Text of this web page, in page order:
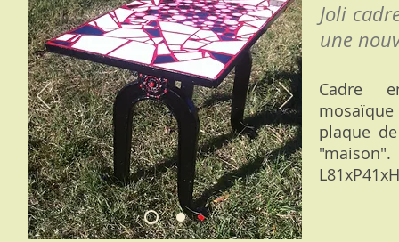
Joli
une
Cadre
plaque
L81xP41x